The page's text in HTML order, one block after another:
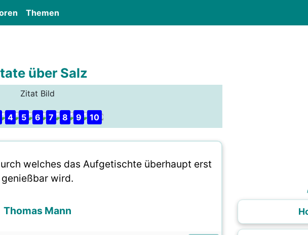
Themen
über Salz
Zitat Bild
4 5 6 7 8 9 10
welches das Aufgetischte überhaupt erst
genießbar wird.
Thomas Mann